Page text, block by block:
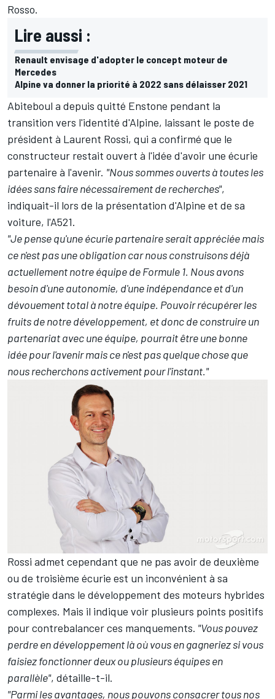
Rosso.
Lire aussi :
Renault envisage d'adopter le concept moteur de
Mercedes
Alpine va donner la priorité à 2022 sans délaisser 2021
Abiteboul a depuis quitté Enstone pendant la
transition vers l'identité d'Alpine, laissant le poste de
président à Laurent Rossi, qui a confirmé que le
constructeur restait ouvert à l'idée d'avoir une écurie
partenaire à l'avenir. "Nous sommes ouverts à toutes les
idées sans faire nécessairement de recherches",
indiquait-il lors de la présentation d'Alpine et de sa
voiture, l'A521.
"Je pense qu'une écurie partenaire serait appréciée mais
ce n'est pas une obligation car nous construisons déjà
actuellement notre équipe de Formule 1. Nous avons
besoin d'une autonomie, d'une indépendance et d'un
dévouement total à notre équipe. Pouvoir récupérer les
fruits de notre développement, et donc de construire un
partenariat avec une équipe, pourrait être une bonne
idée pour l'avenir mais ce n'est pas quelque chose que
nous recherchons activement pour l'instant."
Rossi admet cependant que ne pas avoir de deuxième
ou de troisième écurie est un inconvénient à sa
stratégie dans le développement des moteurs hybrides
complexes. Mais il indique voir plusieurs points positifs
pour contrebalancer ces manquements. "Vous pouvez
perdre en développement là où vous en gagneriez si vous
faisiez fonctionner deux ou plusieurs équipes en
parallèle", détaille-t-il.
"Parmi les avantages, nous pouvons consacrer tous nos